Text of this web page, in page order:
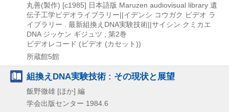
丸善(製作) [c1985] 日本語版 Maruzen audiovisual library 遺
伝子工学ビデオライブラリー||イデンシ コウガク ビデオ ラ
イブラリー . 最新組換えDNA実験技術||サイシン クミカエ
DNA ジッケン ギジュツ ; 第2巻
ビデオレコード (ビデオ (カセット))
所蔵館5館
組換えDNA実験技術 : その現状と展望
飯野徹雄 [ほか] 編
学会出版センター 1984.6